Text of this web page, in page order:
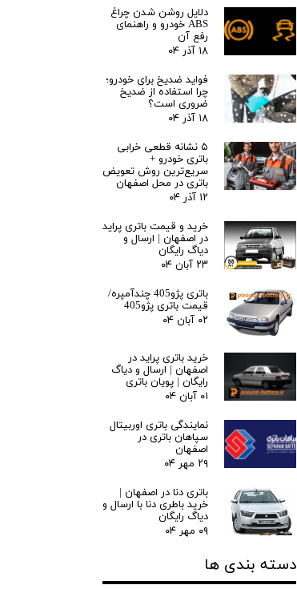
دلایل روشن شدن چراغ
ABS خودرو و راهنمای
رفع آن
۱۸ آذر ۰۴
فواید ضدیخ برای خودرو؛
چرا استفاده از ضدیخ
ضروری است؟
۱۸ آذر ۰۴
۵ نشانه قطعی خرابی
باتری خودرو +
سریع‌ترین روش تعویض
باتری در محل اصفهان
۱۲ آذر ۰۴
خرید و قیمت باتری پراید
در اصفهان | ارسال و
دیاگ رایگان
۲۳ آبان ۰۴
باتری پژو405 چندآمپره/
قیمت باتری پژو405
۰۲ آبان ۰۴
خرید باتری پراید در
اصفهان | ارسال و دیاگ
رایگان | پویان باتری
۰۱ آبان ۰۴
نمایندگی باتری اوربیتال
سپاهان باتری در
اصفهان
۲۹ مهر ۰۴
باتری دنا در اصفهان |
خرید باطری دنا با ارسال و
دیاگ رایگان
۰۹ مهر ۰۴
دسته بندی ها